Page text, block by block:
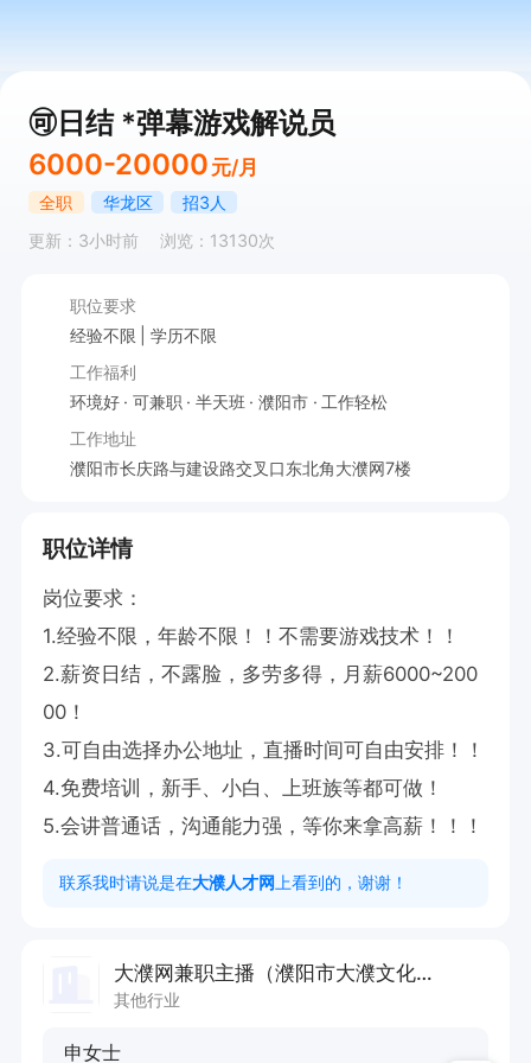
🉑日结 *弹幕游戏解说员
6000-20000 元/月
全职 华龙区
招3人
更新：3小时前
浏览：13130次
职位要求
经验不限
学历不限
工作福利
环境好
可兼职 半天班 濮阳市
工作轻松
工作地址
濮阳市长庆路与建设路交叉口东北角大濮网7楼
职位详情
岗位要求：
1.经验不限，年龄不限！！不需要游戏技术！！
2.薪资日结，不露脸，多劳多得，月薪6000~200
00！
3.可自由选择办公地址，直播时间可自由安排！！
4.免费培训，新手、小白、上班族等都可做！
5.会讲普通话，沟通能力强，等你来拿高薪！！！
联系我时请说是在大濮人才网 上看到的，谢谢！
大濮网兼职主播（濮阳市大濮文化传媒有限公司）兼职
其他行业
申女士